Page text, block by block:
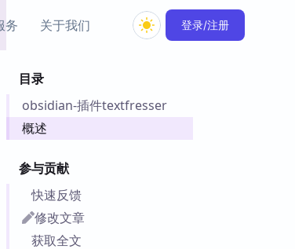
务
件
Obsidian 教程
关于我们 登录/注册
目录
obsidian-插件textfresser
概述
参与贡献
快速反馈
修改文章
获取全文